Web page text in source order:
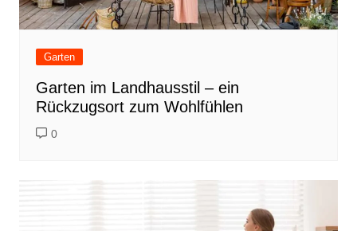
Garten
Garten im Landhausstil – ein
Rückzugsort zum Wohlfühlen
0